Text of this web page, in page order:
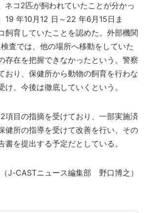
ネコ2匹が飼われていたことが分かっ
19 年10月12 日～22 年6月15日ま
飼育していたことを認めた。外部機関
査では、他の場所へ移動をしていた
存在を把握できなかったという。警察
おり、保健所から動物の飼育を行わな
け、今後は徹底していくという。
項目の指摘を受けており、一部実施済
健所の指導を受けて改善を行い、その
書を提出する予定だとしている。
（J-CASTニュース編集部 野口博之）